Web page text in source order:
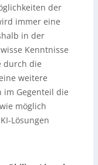
der
immer eine
in der
Kenntnisse
durch die
weitere
im Gegenteil die
möglich
Lösungen